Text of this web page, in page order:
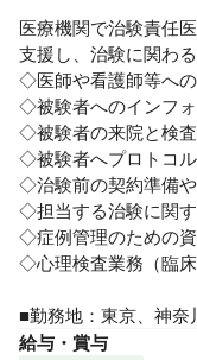
ワークライフバラン
境づくりに力をいれ
ハリある働き方が選
取り組んでいます。
【​これまでのスキル
◆看護師の方
当社に所属する看護
さはもちろん、患者
ケーションやコーデ
す。
精神科だけでなく、
看護師も活躍していま
トライアドジャパン
医療機関で治験責任
支援し、治験に関わ
◇医師や看護師等へ
◇被験者へのインフ
◇被験者の来院と検
◇被験者へプロトコ
◇治験前の契約準備
◇担当する治験に関
◇症例管理のための
◇心理検査業務（臨床
■勤務地：東京、神奈
給与・賞与